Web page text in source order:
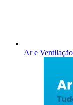
Ar e Ventilação